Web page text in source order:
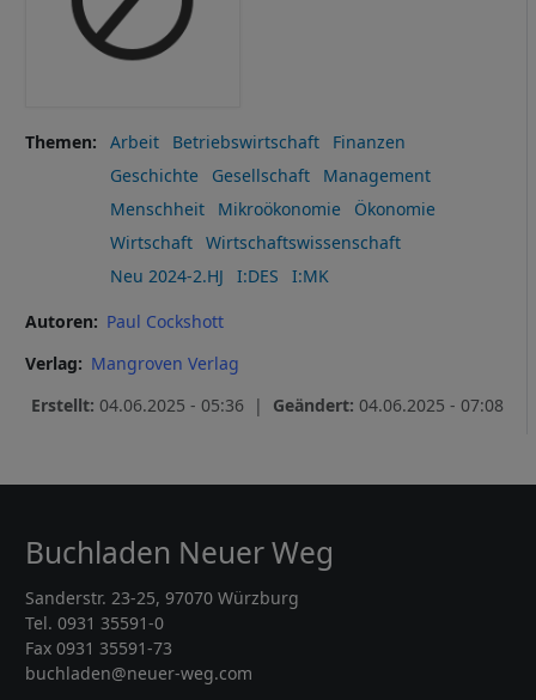
Themen Arbeit Betriebswirtschaft
Finanzen
Geschichte
Gesellschaft
Management
Menschheit
Mikroökonomie
Ökonomie
Wirtschaft
Wirtschaftswissenschaft
Neu 2024-2.HJ
I:DES I:MK
Autoren
Paul Cockshott
Verlag
Mangroven Verlag
Erstellt: 04.06.2025 - 05:36 | Geändert: 04.06.2025 - 07:08
Buchladen Neuer Weg
Sanderstr. 23-25, 97070 Würzburg
Tel. 0931 35591-0
Fax 0931 35591-73
buchladen@neuer-weg.com